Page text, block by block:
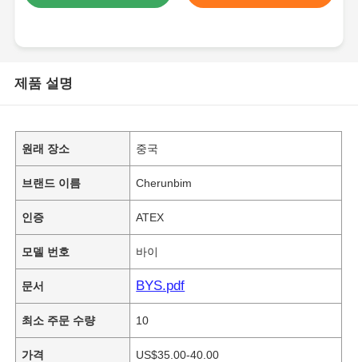
제품 설명
원래 장소 중국
브랜드 이름 Cherunbim
인증 ATEX
모델 번호 바이
문서 BYS.pdf
최소 주문 수량 10
가격 US$35.00-40.00